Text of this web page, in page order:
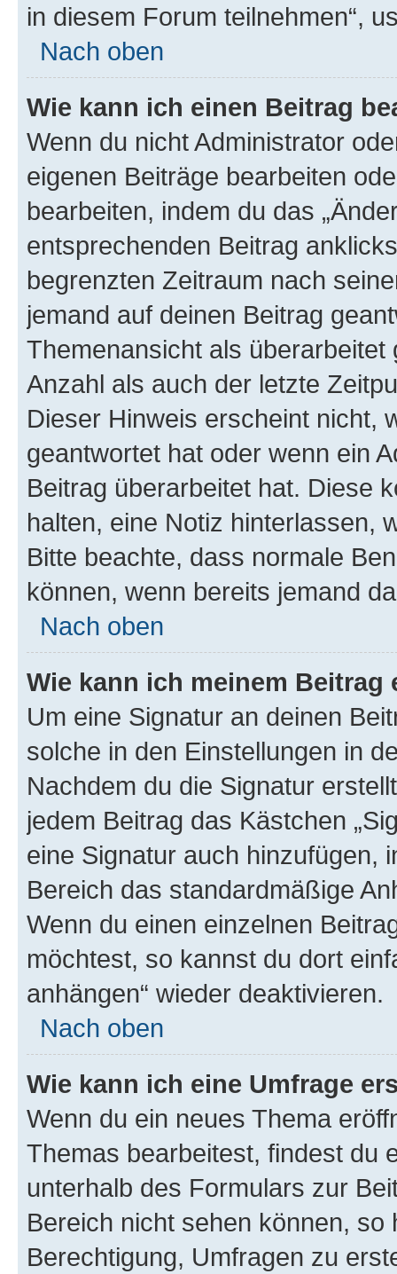
in diesem Forum teilnehmen“,
Nach oben
Wie kann ich einen Beitrag
Wenn du nicht Administrator
eigenen Beiträge bearbeiten
bearbeiten, indem du das
entsprechenden Beitrag
begrenzten Zeitraum nach
jemand auf deinen Beitrag
Themenansicht als
Anzahl als auch der letzte
Dieser Hinweis erscheint nicht,
geantwortet hat oder wenn ein
Beitrag überarbeitet hat. Diese
halten, eine Notiz hinterlassen,
Bitte beachte, dass normale
können, wenn bereits jemand
Nach oben
Wie kann ich meinem
Um eine Signatur an deinen
solche in den Einstellungen in
Nachdem du die Signatur
jedem Beitrag das Kästchen
eine Signatur auch hinzufügen,
Bereich das standardmäßige
Wenn du einen einzelnen
möchtest, so kannst du dort
anhängen“ wieder deaktivieren.
Nach oben
Wie kann ich eine Umfrage
Wenn du ein neues Thema
Themas bearbeitest, findest du
unterhalb des Formulars zur
Bereich nicht sehen können,
Berechtigung, Umfragen zu